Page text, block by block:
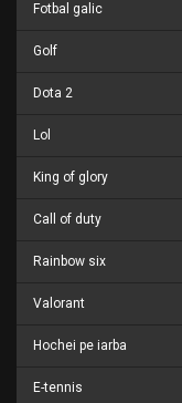
Fotbal galic
Golf
Dota 2
Lol
King of glory
Call of duty
Rainbow six
Valorant
Hochei pe iarba
E-tennis